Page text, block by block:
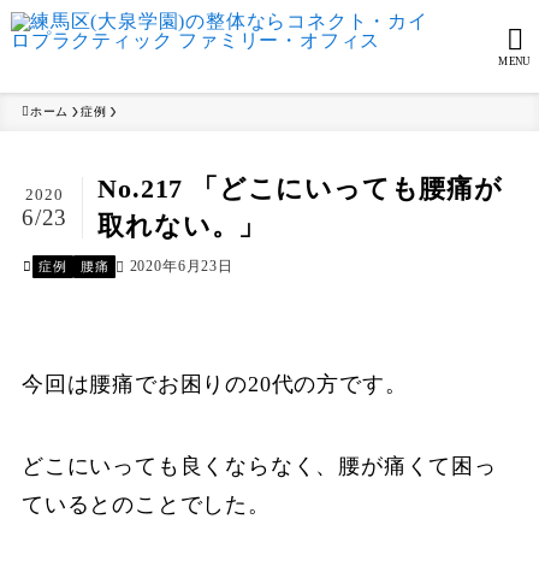
MENU
ホーム 症例
No.217 「どこにいっても腰痛が
取れない。」
2020
6/23
症例 腰痛 2020年6月23日
今回は腰痛でお困りの20代の方です。
どこにいっても良くならなく、腰が痛くて困っ
ているとのことでした。